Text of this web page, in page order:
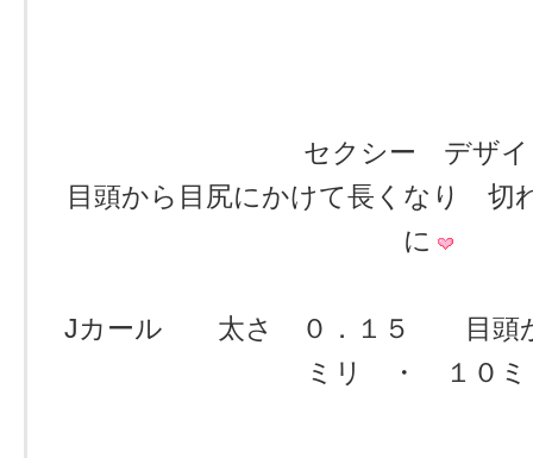
セクシー デザ
目頭から目尻にかけて長くなり 切
に
Jカール 太さ ０．１５ 目頭
ミリ ・ １０ミ